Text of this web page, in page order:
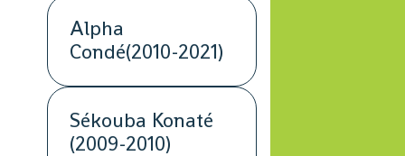
Alpha
Condé(2010-2021)
Sékouba Konaté
(2009-2010)